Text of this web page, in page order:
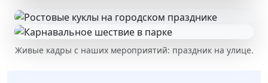
Живые кадры с наших мероприятий: праздник на улице.